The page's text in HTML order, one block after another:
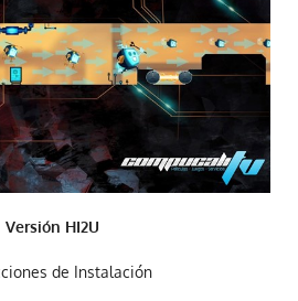
Versión HI2U
de Instalación